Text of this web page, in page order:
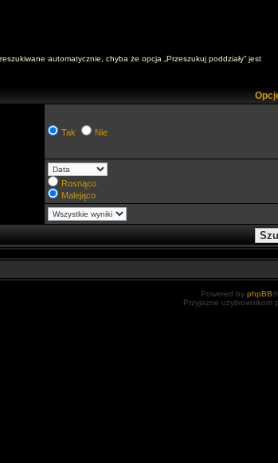
automatycznie, chyba że opcja „Przeszukuj poddziały” jest
Tak Nie
Rosnąco
Malejąco
Powered by phpBB
Przyjazne użytkownikom